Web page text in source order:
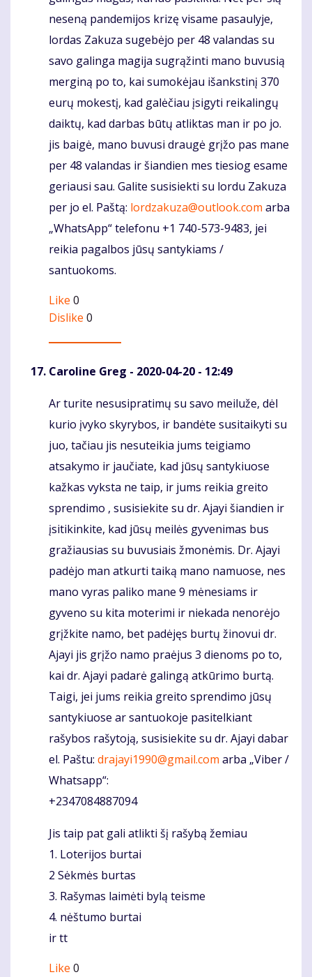
neseną pandemijos krizę visame pasaulyje,
lordas Zakuza sugebėjo per 48 valandas su
savo galinga magija sugrąžinti mano buvusią
merginą po to, kai sumokėjau išankstinį 370
eurų mokestį, kad galėčiau įsigyti reikalingų
daiktų, kad darbas būtų atliktas man ir po jo.
jis baigė, mano buvusi draugė grįžo pas mane
per 48 valandas ir šiandien mes tiesiog esame
geriausi sau. Galite susisiekti su lordu Zakuza
per jo el. Paštą: lordzakuza@outlook.com arba
„WhatsApp“ telefonu +1 740-573-9483, jei
reikia pagalbos jūsų santykiams /
santuokoms.
Like 0
Dislike 0
Caroline Greg - 2020-04-20 - 12:49
Komentaras
Ar turite nesusipratimų su savo meiluže, dėl
kurio įvyko skyrybos, ir bandėte susitaikyti su
juo, tačiau jis nesuteikia jums teigiamo
atsakymo ir jaučiate, kad jūsų santykiuose
kažkas vyksta ne taip, ir jums reikia greito
sprendimo , susisiekite su dr. Ajayi šiandien ir
įsitikinkite, kad jūsų meilės gyvenimas bus
gražiausias su buvusiais žmonėmis. Dr. Ajayi
padėjo man atkurti taiką mano namuose, nes
mano vyras paliko mane 9 mėnesiams ir
gyveno su kita moterimi ir niekada nenorėjo
grįžkite namo, bet padėjęs burtų žinovui dr.
Ajayi jis grįžo namo praėjus 3 dienoms po to,
kai dr. Ajayi padarė galingą atkūrimo burtą.
Taigi, jei jums reikia greito sprendimo jūsų
santykiuose ar santuokoje pasitelkiant
rašybos rašytoją, susisiekite su dr. Ajayi dabar
el. Paštu: drajayi1990@gmail.com arba „Viber /
Whatsapp“:
+2347084887094
Jis taip pat gali atlikti šį rašybą žemiau
1. Loterijos burtai
2 Sėkmės burtas
3. Rašymas laimėti bylą teisme
4. nėštumo burtai
ir tt
Like 0